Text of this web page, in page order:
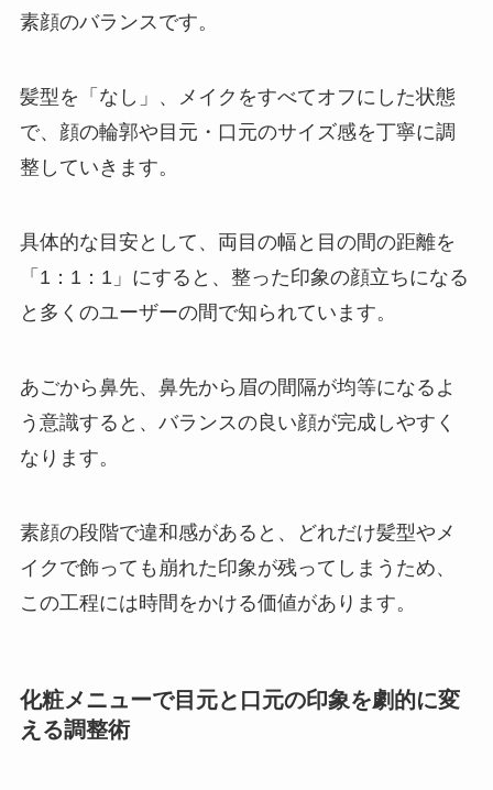
素顔のバランスです。
髪型を「なし」、メイクをすべてオフにした状態
で、顔の輪郭や目元・口元のサイズ感を丁寧に調
整していきます。
具体的な目安として、両目の幅と目の間の距離を
「1：1：1」にすると、整った印象の顔立ちになる
と多くのユーザーの間で知られています。
あごから鼻先、鼻先から眉の間隔が均等になるよ
う意識すると、バランスの良い顔が完成しやすく
なります。
素顔の段階で違和感があると、どれだけ髪型やメ
イクで飾っても崩れた印象が残ってしまうため、
この工程には時間をかける価値があります。
化粧メニューで目元と口元の印象を劇的に変
える調整術